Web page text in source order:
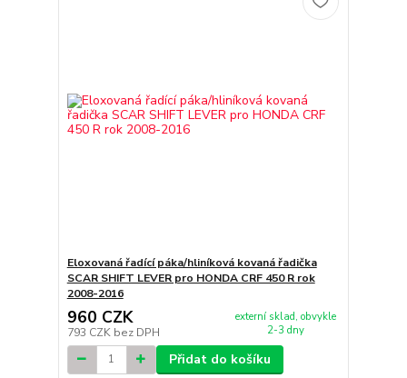
Eloxovaná řadící páka/hliníková kovaná řadička
SCAR SHIFT LEVER pro HONDA CRF 450 R rok
2008-2016
960 CZK
793 CZK bez DPH
externí sklad, obvykle
2-3 dny
Přidat do košíku